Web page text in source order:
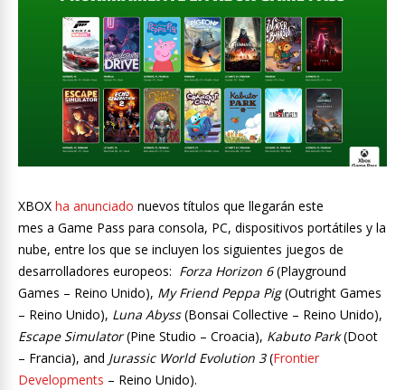
XBOX ha anunciado nuevos títulos que llegarán este
mes a Game Pass para consola, PC, dispositivos portátiles y la
nube, entre los que se incluyen los siguientes juegos de
desarrolladores europeos: Forza Horizon 6(Playground
Games – Reino Unido), My Friend Peppa Pig(Outright Games
– Reino Unido), Luna Abyss(Bonsai Collective – Reino Unido),
Escape Simulator(Pine Studio – Croacia), Kabuto Park(Doot
– Francia), and Jurassic World Evolution 3(Frontier
Developments – Reino Unido).